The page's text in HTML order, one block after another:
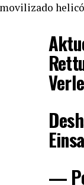
movilizado
—